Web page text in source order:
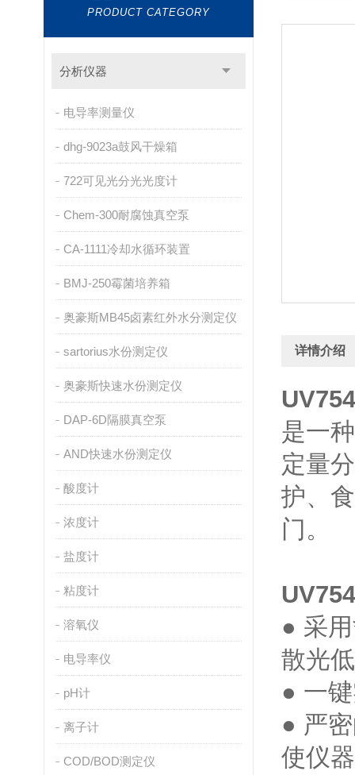
PRODUCT CATEGORY
分析仪器
电导率测量仪
dhg-9023a鼓风干燥箱
722可见光分光光度计
Chem-300耐腐蚀真空泵
CA-1111冷却水循环装置
BMJ-250霉菌培养箱
奥豪斯MB45卤素红外水分测定仪
sartorius水份测定仪
奥豪斯快速水份测定仪
DAP-6D隔膜真空泵
AND快速水份测定仪
酸度计
浓度计
盐度计
粘度计
溶氧仪
电导率仪
pH计
离子计
COD/BOD测定仪
详情介绍
是一
定量
护、
门。
● 采
散光
● 一
● 严
使仪